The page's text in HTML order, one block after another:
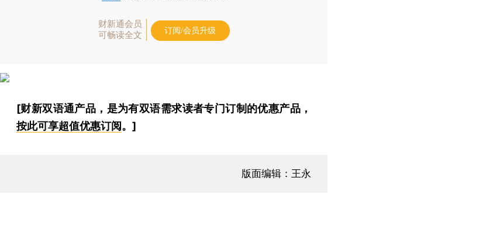
财新通会员
可畅读全文
订阅/会员升级
[财新双语通产品，是为有双语需求读者专门订制的优惠产品，
按此可享超值优惠订阅。]
版面编辑：王永